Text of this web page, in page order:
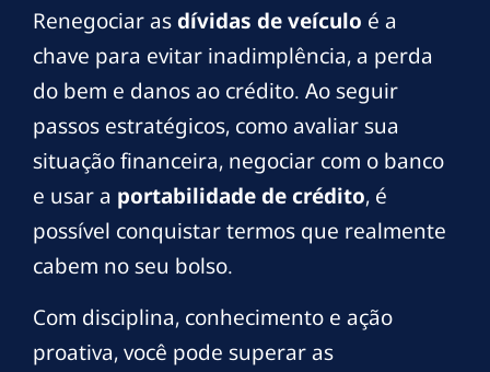
Renegociar asdívidas de veículo é a
chave para evitar inadimplência, a perda
do bem e danos ao crédito. Ao seguir
passos estratégicos, como avaliar sua
situação financeira, negociar com o banco
e usar a portabilidade de crédito, é
possível conquistar termos que realmente
cabem no seu bolso.
Com disciplina, conhecimento e ação
proativa, você pode superar as